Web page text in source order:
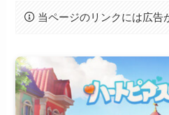
当ページのリンクには広告